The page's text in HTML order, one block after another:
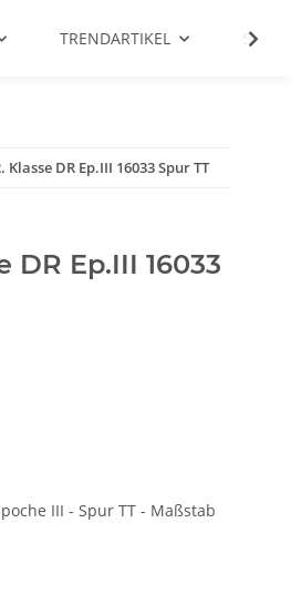
TRENDARTIKEL SALE %
Klasse DR Ep.III 16033 Spur TT
DR Ep.III 16033
III - Spur TT - Maßstab